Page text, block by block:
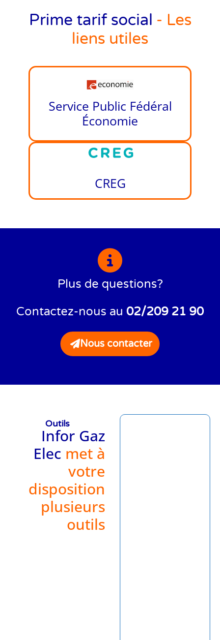
Prime tarif social - Les
liens utiles
Service Public Fédéral
Économie
CREG
Plus de questions?
Contactez-nous au 02/209 21 90
Nous contacter
Outils
Infor Gaz
Elec met à
votre
disposition
plusieurs
outils